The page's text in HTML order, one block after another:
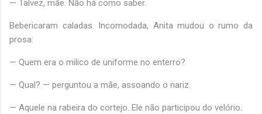
— Talvez, mãe. Não há como saber.
Bebericaram caladas. Incomodada, Anita mudou o rumo da
prosa:
— Quem era o milico de uniforme no enterro?
— Qual? — perguntou a mãe, assoando o nariz.
— Aquele na rabeira do cortejo. Ele não participou do velório.